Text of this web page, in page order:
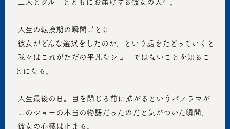
三人とクルーとともにお届けする彼女の人生。
人生の転換期の瞬間ごとに
彼女がどんな選択をしたのか、という話をたどっていくと
とになる。
人生最後の日。目を閉じる前に拡がるというパノラマが
このショーの本当の物語だったのだと気がついた瞬間、
彼女の心臓は止まる。